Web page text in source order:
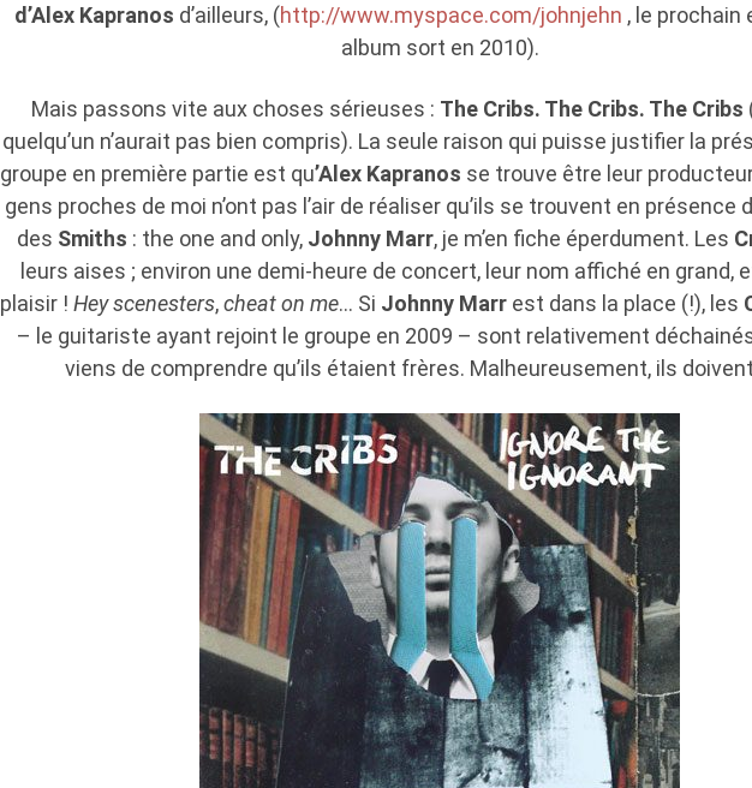
d’Alex Kapranos d’ailleurs, (http://www.myspace.com/johnjehn , le prochain
album sort en 2010).
Mais passons vite aux choses sérieuses : The Cribs. The Cribs. The Cribs
quelqu’un n’aurait pas bien compris). La seule raison qui puisse justifier la
groupe en première partie est qu’Alex Kapranos se trouve être leur
gens proches de moi n’ont pas l’air de réaliser qu’ils se trouvent en présence
des Smiths : the one and only,Johnny Marr, je m’en fiche éperdument. Les
leurs aises ; environ une demi-heure de concert, leur nom affiché en grand,
plaisir ! Hey scenesters,cheat on me… Si Johnny Marr est dans la place (!), les
– le guitariste ayant rejoint le groupe en 2009 – sont relativement
viens de comprendre qu’ils étaient frères. Malheureusement, ils